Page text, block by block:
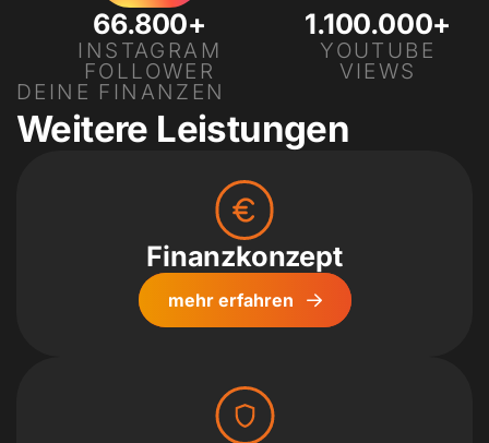
66.800+
INSTAGRAM
FOLLOWER
Instagram
1.100.000+
YOUTUBE
VIEWS
DEINE FINANZEN
Weitere Leistungen
Finanz­konzept
mehr erfahren